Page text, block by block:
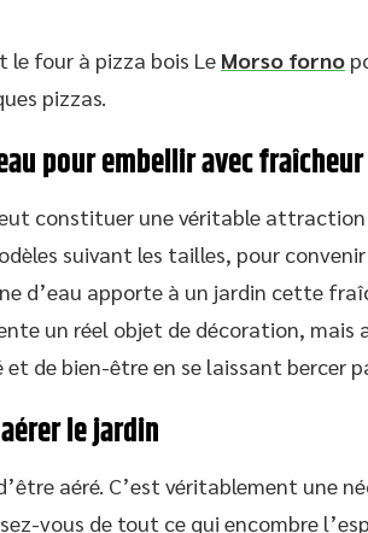
le four à pizza bois Le Morso forno
pizzas.
pour embellir avec fraîcheur
constituer une véritable
suivant les tailles, pour
d’eau apporte à un jardin cette
un réel objet de décoration, mais
de bien-être en se laissant bercer
le jardin
aéré. C’est véritablement une
vous de tout ce qui encombre